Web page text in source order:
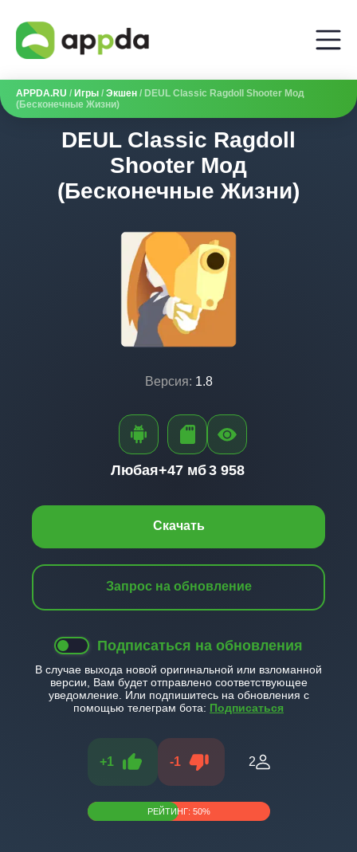
APPDA.RU / Игры / Экшен / DEUL Classic Ragdoll Shooter Мод
(Бесконечные Жизни)
DEUL Classic Ragdoll
Shooter Мод
(Бесконечные Жизни)
Версия: 1.8
Скачать
Запрос на обновление
Подписаться на обновления
В случае выхода новой оригинальной или взломанной
версии, Вам будет отправлено соответствующее
уведомление. Или подпишитесь на обновления с
помощью телеграм бота: Подписаться
+1 -1 2
РЕЙТИНГ: 50%
Любая+47 мб3 958